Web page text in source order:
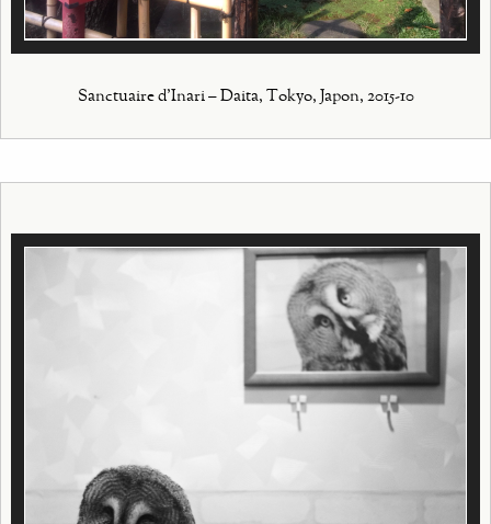
Sanctuaire d'Inari – Daita, Tokyo, Japon, 2015-10